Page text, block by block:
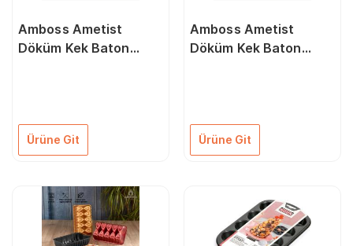
Amboss Ametist
Döküm Kek Baton
Ürüne Git
Amboss Ametist
Döküm Kek Baton
Ürüne Git